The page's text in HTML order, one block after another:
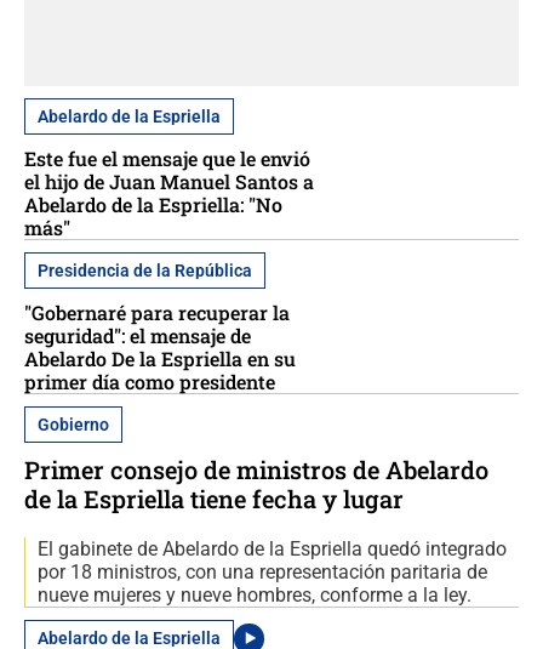
Abelardo de la Espriella
Este fue el mensaje que le envió
el hijo de Juan Manuel Santos a
Abelardo de la Espriella: "No
más"
Presidencia de la República
"Gobernaré para recuperar la
seguridad": el mensaje de
Abelardo De la Espriella en su
primer día como presidente
Gobierno
Primer consejo de ministros de Abelardo
de la Espriella tiene fecha y lugar
El gabinete de Abelardo de la Espriella quedó integrado
por 18 ministros, con una representación paritaria de
nueve mujeres y nueve hombres, conforme a la ley.
Abelardo de la Espriella